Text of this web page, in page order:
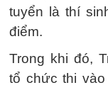
tuyển là thí
điểm.
Trong khi đó,
tổ chức thi